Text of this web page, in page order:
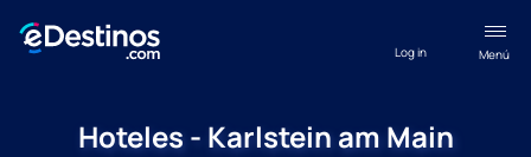
Menú
Log in
Hoteles - Karlstein am Main